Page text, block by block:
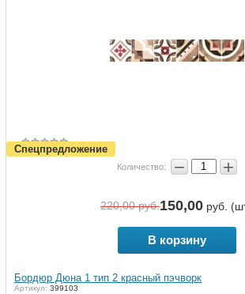
Спецпредложение
Количество: − +
220,00руб.150,00 руб.
В корзину
Бордюр Дюна 1 тип 2 красный пэчворк
Артикул: 399103